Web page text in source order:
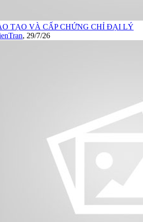
TẠO VÀ CẤP CHỨNG CHỈ ĐẠI LÝ
, 29/7/26